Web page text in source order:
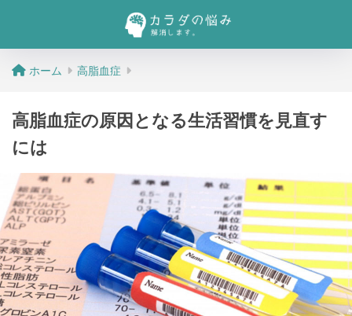
ホーム 高脂血症
高脂血症の原因となる生活習慣を見直す
には